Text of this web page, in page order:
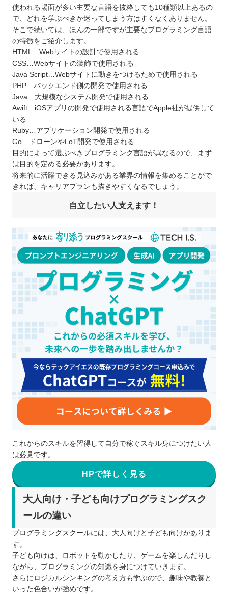
使われる場面が多い主要な言語を抜粋しても10種類以上あるの
で、どれを学ぶべきか迷ってしまう方はすくなくありません。
そこで続いては、ほんの一部ですが主要なプログラミング言語
の特徴をご紹介します。
HTML…Webサイトの設計で使用される
CSS…Webサイトの装飾で使用される
Java Script…Webサイトに動きをつけるためで使用される
PHP…バックエンド側の開発で使用される
Java…大規模なシステム開発で使用される
Awift…iOSアプリの開発で使用される言語でApple社が提供して
いる
Ruby…アプリケーション開発で使用される
Go…ドローンやLoT開発で使用される
目的によって選ぶべきプログラミング言語が異なるので、まず
は目的を定める必要があります。
将来的に活躍できる見込みがある業界の情報を集めることがで
きれば、キャリアプランも描きやすくなるでしょう。
自立したい人支えます！
これからのスキルを習得して自分で稼ぐスキル身につけたい人
は必見です。
HPで詳しく見る
大人向け・子ども向けプログラミングスク
ールの違い
プログラミングスクールには、大人向けと子ども向けがありま
す。
子ども向けは、ロボットを動かしたり、ゲームを楽しんだりし
ながら、プログラミングの知識を身につけていきます。
さらにロジカルシンキングの考え方も学ぶので、趣味や教養と
いった色合いが強めです。